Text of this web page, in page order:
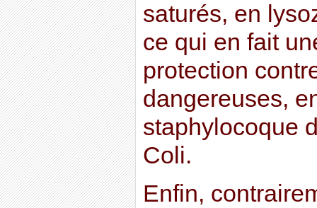
saturés, en
ce qui en fait
protection
dangereuses,
staphylocoque
Coli.
Enfin,